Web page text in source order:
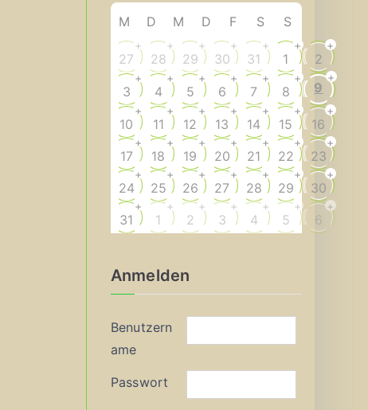
M D M D F S S
27
+
28
+
29
+
30
+
31
+
1
+
2
+
3
+
4
+
5
+
6
+
7
+
8
+
9
+
10
+
11
+
12
+
13
+
14
+
15
+
16
+
17
+
18
+
19
+
20
+
21
+
22
+
23
+
24
+
25
+
26
+
27
+
28
+
29
+
30
+
31
+
1
+
2
+
3
+
4
+
5
+
6
+
Anmelden
Benutzern
ame
Passwort